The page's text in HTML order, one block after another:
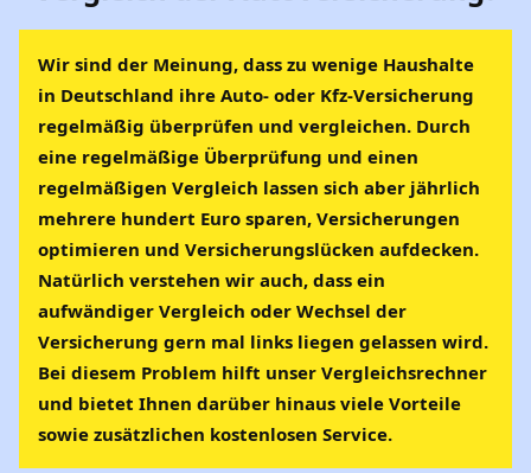
Wir sind der Meinung, dass zu wenige Haushalte
in Deutschland ihre Auto- oder Kfz-Versicherung
regelmäßig überprüfen und vergleichen. Durch
eine regelmäßige Überprüfung und einen
regelmäßigen Vergleich lassen sich aber jährlich
mehrere hundert Euro sparen, Versicherungen
optimieren und Versicherungslücken aufdecken.
Natürlich verstehen wir auch, dass ein
aufwändiger Vergleich oder Wechsel der
Versicherung gern mal links liegen gelassen wird.
Bei diesem Problem hilft unser Vergleichsrechner
und bietet Ihnen darüber hinaus viele Vorteile
sowie zusätzlichen kostenlosen Service.